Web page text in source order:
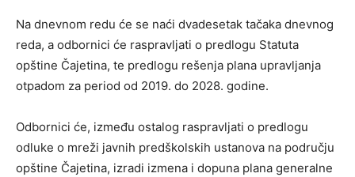
Na dnevnom redu će se naći dvadesetak tačaka dnevnog
reda, a odbornici će raspravljati o predlogu Statuta
opštine Čajetina, te predlogu rešenja plana upravljanja
otpadom za period od 2019. do 2028. godine.
Odbornici će, između ostalog raspravljati o predlogu
odluke o mreži javnih predškolskih ustanova na području
opštine Čajetina, izradi izmena i dopuna plana generalne